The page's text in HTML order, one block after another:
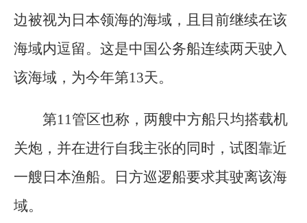
边被视为日本领海的海域，且目前继续在该
海域内逗留。这是中国公务船连续两天驶入
该海域，为今年第13天。
第11管区也称，两艘中方船只均搭载机
关炮，并在进行自我主张的同时，试图靠近
一艘日本渔船。日方巡逻船要求其驶离该海
域。